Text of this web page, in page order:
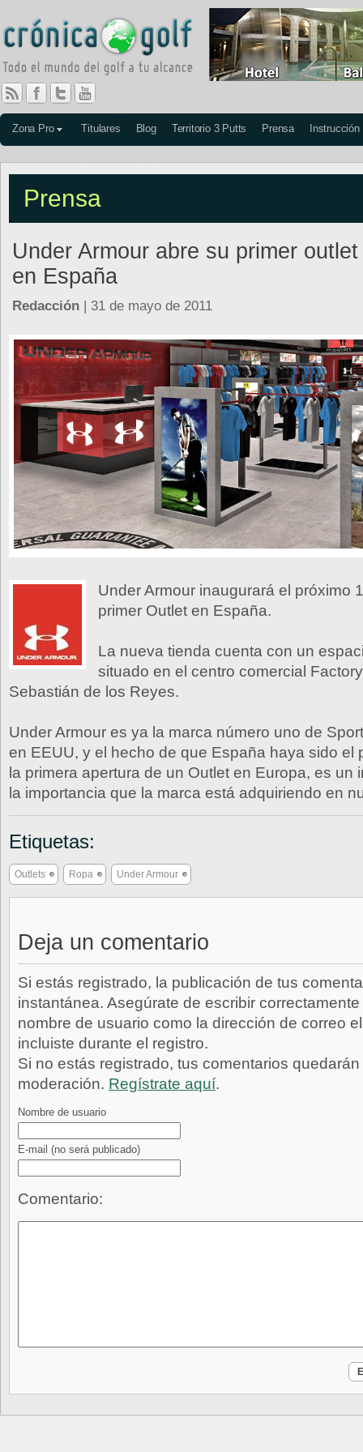
Zona Pro Titulares Blog Territorio 3 Putts Prensa Instrucción
Prensa
Under Armour abre su primer outlet
en España
Redacción | 31 de mayo de 2011
Under Armour inaugurará el próximo
primer Outlet en España.
La nueva tienda cuenta con un
situado en el centro comercial
Sebastián de los Reyes.
Under Armour es ya la marca número uno de
en EEUU, y el hecho de que España haya sido el
la primera apertura de un Outlet en Europa, es un
la importancia que la marca está adquiriendo en
Etiquetas:
Outlets Ropa Under Armour
Deja un comentario
Si estás registrado, la publicación de tus
instantánea. Asegúrate de escribir
nombre de usuario como la dirección de correo
incluiste durante el registro.
Si no estás registrado, tus comentarios
moderación. Regístrate aquí.
Nombre de usuario
E-mail (no será publicado)
Comentario: